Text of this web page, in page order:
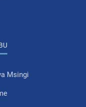
Msingi